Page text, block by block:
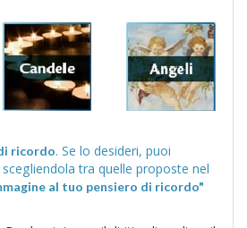
ricordo. Se lo desideri, puoi
al tuo pensiero di ricordo"